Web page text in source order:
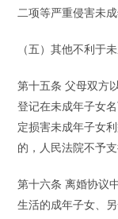
二项等严重侵害未
（五）其他不利于
第十五条 父母双方
登记在未成年子女
定损害未成年子女
的，人民法院不予支
第十六条 离婚协议
生活的成年子女、